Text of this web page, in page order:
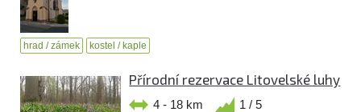
hrad / zámek kostel / kaple
Přírodní rezervace Litovelské luhy
4 - 18 km 1 / 5